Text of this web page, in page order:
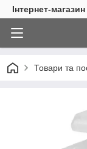
Інтернет-
Товари та